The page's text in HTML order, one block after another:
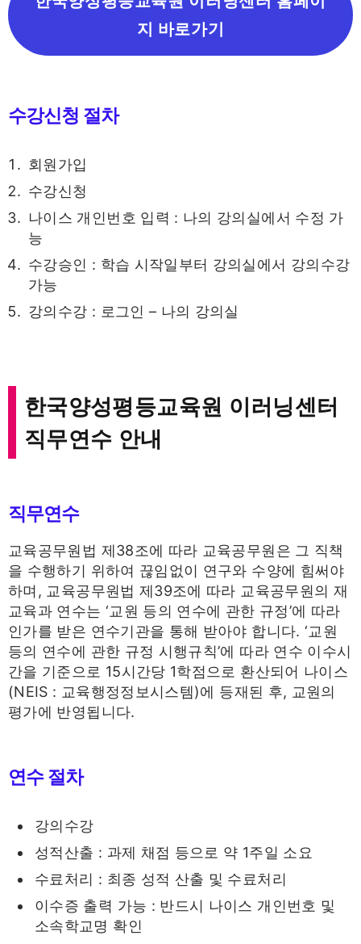
지 바로가기
수강신청 절차
회원가입
수강신청
나이스 개인번호 입력 : 나의 강의실에서 수정 가
능
수강승인 : 학습 시작일부터 강의실에서 강의수강
가능
강의수강 : 로그인 – 나의 강의실
한국양성평등교육원 이러닝센터
직무연수 안내
직무연수
교육공무원법 제38조에 따라 교육공무원은 그 직책
을 수행하기 위하여 끊임없이 연구와 수양에 힘써야
하며, 교육공무원법 제39조에 따라 교육공무원의 재
교육과 연수는 ‘교원 등의 연수에 관한 규정’에 따라
인가를 받은 연수기관을 통해 받아야 합니다. ‘교원
등의 연수에 관한 규정 시행규칙’에 따라 연수 이수시
간을 기준으로 15시간당 1학점으로 환산되어 나이스
(NEIS : 교육행정정보시스템)에 등재된 후, 교원의
평가에 반영됩니다.
연수 절차
강의수강
성적산출 : 과제 채점 등으로 약 1주일 소요
수료처리 : 최종 성적 산출 및 수료처리
이수증 출력 가능 : 반드시 나이스 개인번호 및
소속학교명 확인